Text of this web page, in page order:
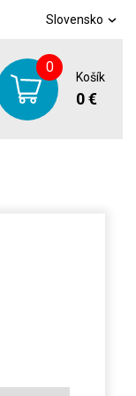
Slovensko
0
Košík
0 €